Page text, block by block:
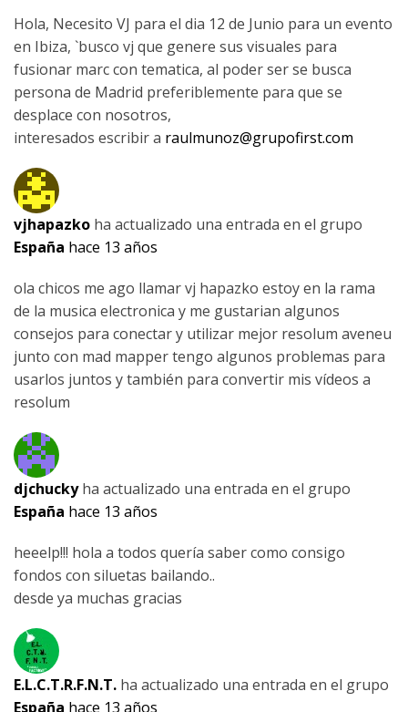
Hola, Necesito VJ para el dia 12 de Junio para un evento
en Ibiza, `busco vj que genere sus visuales para
fusionar marc con tematica, al poder ser se busca
persona de Madrid preferiblemente para que se
desplace con nosotros,
interesados escribir a raulmunoz@grupofirst.com
vjhapazko ha actualizado una entrada en el grupo
España hace 13 años
ola chicos me ago llamar vj hapazko estoy en la rama
de la musica electronica y me gustarian algunos
consejos para conectar y utilizar mejor resolum aveneu
junto con mad mapper tengo algunos problemas para
usarlos juntos y también para convertir mis vídeos a
resolum
djchuckyha actualizado una entrada en el grupo
España hace 13 años
heeelp!!! hola a todos quería saber como consigo
fondos con siluetas bailando..
desde ya muchas gracias
E.L.C.T.R.F.N.T. ha actualizado una entrada en el grupo
España hace 13 años